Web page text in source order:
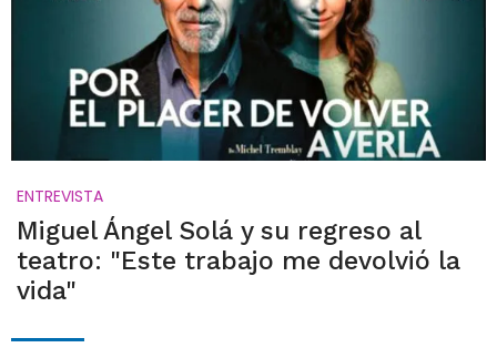
ENTREVISTA
Miguel Ángel Solá y su regreso al
teatro: "Este trabajo me devolvió la
vida"